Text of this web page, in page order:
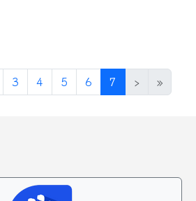
3 4 5 6 7 (目前頁次)
› »